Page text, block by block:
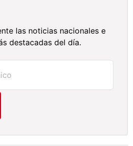
las noticias nacionales e
destacadas del día.